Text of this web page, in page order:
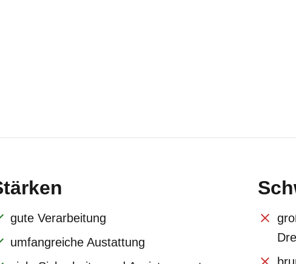
gute Verarbeitung
umfangreiche Austattung